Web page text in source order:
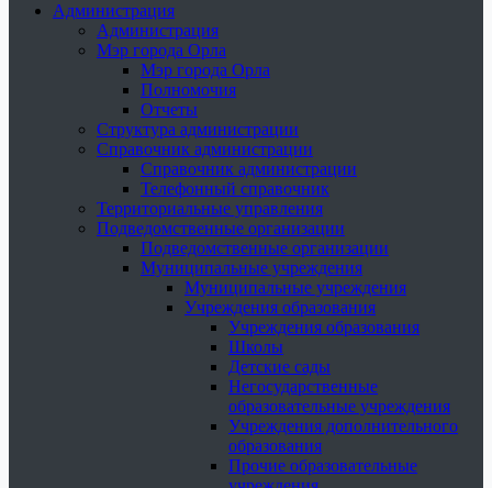
Администрация
Администрация
Мэр города Орла
Мэр города Орла
Полномочия
Отчеты
Структура администрации
Справочник администрации
Справочник администрации
Телефонный справочник
Территориальные управления
Подведомственные организации
Подведомственные организации
Муниципальные учреждения
Муниципальные учреждения
Учреждения образования
Учреждения образования
Школы
Детские сады
Негосударственные
образовательные учреждения
Учреждения дополнительного
образования
Прочие образовательные